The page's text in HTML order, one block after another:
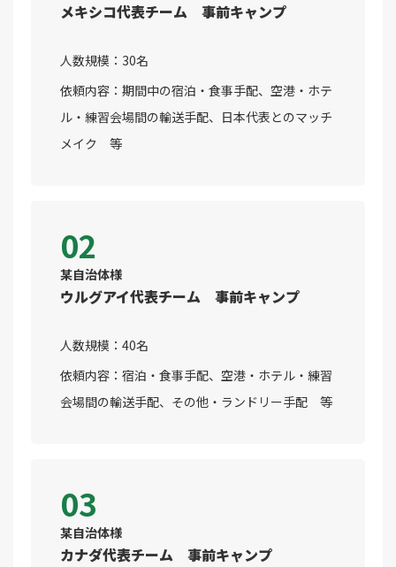
メキシコ代表チーム 事前キャンプ
人数規模：30名
依頼内容：期間中の宿泊・食事手配、空港・ホテ
ル・練習会場間の輸送手配、日本代表とのマッチ
メイク 等
02
某自治体様
ウルグアイ代表チーム 事前キャンプ
人数規模：40名
依頼内容：宿泊・食事手配、空港・ホテル・練習
会場間の輸送手配、その他・ランドリー手配 等
03
某自治体様
カナダ代表チーム 事前キャンプ